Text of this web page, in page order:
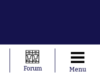
Forum Menu